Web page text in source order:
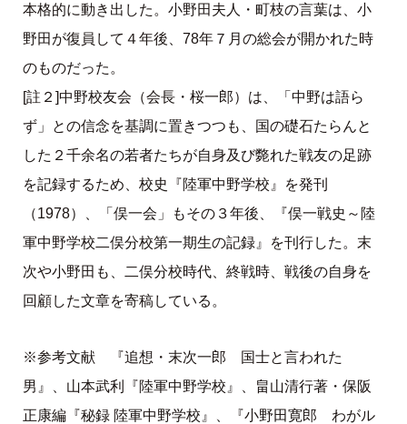
本格的に動き出した。小野田夫人・町枝の言葉は、小
野田が復員して４年後、78年７月の総会が開かれた時
のものだった。
[註２]中野校友会（会長・桜一郎）は、「中野は語ら
ず」との信念を基調に置きつつも、国の礎石たらんと
した２千余名の若者たちが自身及び斃れた戦友の足跡
を記録するため、校史『陸軍中野学校』を発刊
（1978）、「俣一会」もその３年後、『俣一戦史～陸
軍中野学校二俣分校第一期生の記録』を刊行した。末
次や小野田も、二俣分校時代、終戦時、戦後の自身を
回顧した文章を寄稿している。
※参考文献 『追想・末次一郎 国士と言われた
男』、山本武利『陸軍中野学校』、畠山清行著・保阪
正康編『秘録 陸軍中野学校』、『小野田寛郎 わがル